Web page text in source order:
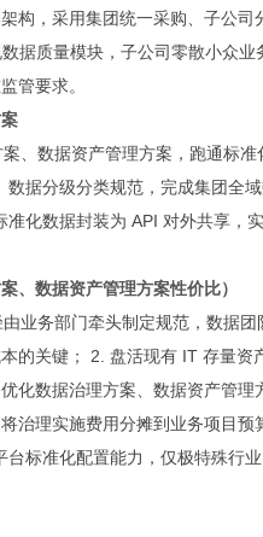
构，采用集团统一采购、子公
据质量模块，子公司零散小众
管要求。
、数据资产管理方案，跑通标
据分级分类规范，完成集团全
化数据封装为 API 对外共享，
、数据资产管理方案性价比）
业务部门牵头制定规范，数据
的关键； 2. 盘活现有 IT 存量资
化数据治理方案、数据资产管
治理实施费用分摊到业务项目
标准化配置能力，仅极特殊行